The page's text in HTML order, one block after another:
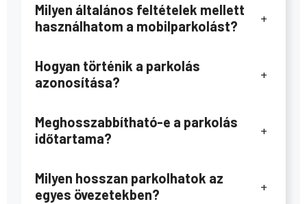
Milyen általános feltételek mellett
használhatom a mobilparkolást?
+
Hogyan történik a parkolás
azonosítása?
+
Meghosszabbítható-e a parkolás
időtartama?
+
Milyen hosszan parkolhatok az
egyes övezetekben?
+